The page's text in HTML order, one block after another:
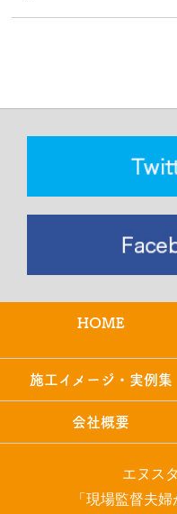
HOME
施工イメージ・実例集
会社概要
エヌス
「現場監督夫